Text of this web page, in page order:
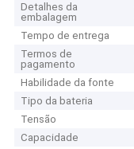
Detalhes da
embalagem
Tempo de entrega
Termos de
pagamento
Habilidade da fonte
Tipo da bateria
Tensão
Capacidade